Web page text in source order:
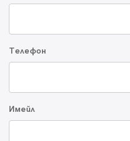
Телефон
Имейл